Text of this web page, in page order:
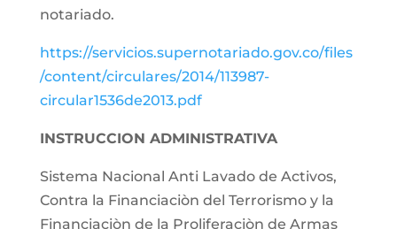
notariado.
https://servicios.supernotariado.gov.co/files
/content/circulares/2014/113987-
circular1536de2013.pdf
INSTRUCCION ADMINISTRATIVA
Sistema Nacional Anti Lavado de Activos,
Contra la Financiaciòn del Terrorismo y la
Financiaciòn de la Proliferaciòn de Armas